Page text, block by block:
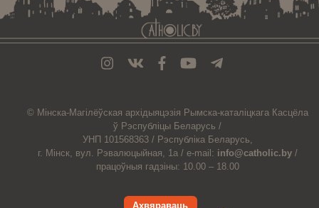
© Мiнска-Магiлёўская архiдыяцэзiя Рымска-каталіцкага Касцёла
ў Рэспубліцы Беларусь /
УНП 101568363 / Рэспубліка Беларусь,
г. Мінск, вул. Рэвалюцыйная, 1а / e-mail: info@catholic.by /
працоўныя гадзіны: 10.00 – 18.00
Ахвяраваць